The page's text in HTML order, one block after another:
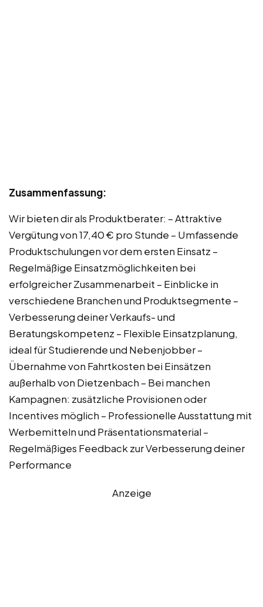
Zusammenfassung:
Wir bieten dir als Produktberater: – Attraktive
Vergütung von 17,40 € pro Stunde – Umfassende
Produktschulungen vor dem ersten Einsatz –
Regelmäßige Einsatzmöglichkeiten bei
erfolgreicher Zusammenarbeit – Einblicke in
verschiedene Branchen und Produktsegmente –
Verbesserung deiner Verkaufs- und
Beratungskompetenz – Flexible Einsatzplanung,
ideal für Studierende und Nebenjobber –
Übernahme von Fahrtkosten bei Einsätzen
außerhalb von Dietzenbach – Bei manchen
Kampagnen: zusätzliche Provisionen oder
Incentives möglich – Professionelle Ausstattung mit
Werbemitteln und Präsentationsmaterial –
Regelmäßiges Feedback zur Verbesserung deiner
Performance
Anzeige